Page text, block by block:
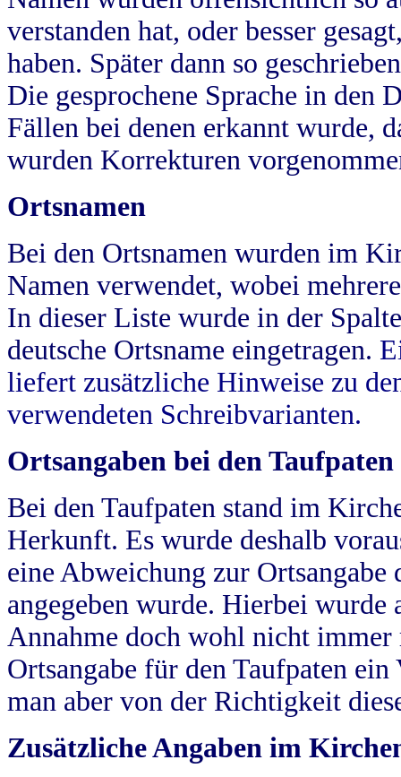
verstanden hat, oder besser
haben. Später dann so
Die gesprochene Sprache in
Fällen bei denen erkannt wurde,
wurden Korrekturen
Ortsnamen
Bei den Ortsnamen wurden im
Namen verwendet, wobei
In dieser Liste wurde in der
deutsche Ortsname eingetragen.
liefert zusätzliche Hinweise zu
verwendeten Schreibvarianten.
Ortsangaben bei den Taufpaten
Bei den Taufpaten stand im
Herkunft. Es wurde deshalb
eine Abweichung zur
angegeben wurde. Hierbei wurde
Annahme doch wohl nicht
Ortsangabe für den Taufpaten
man aber von der Richtigkeit
Zusätzliche Angaben im